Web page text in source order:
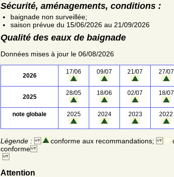
Sécurité, aménagements, conditions :
baignade non surveillée;
saison prévue du 15/06/2026 au 21/09/2026
Qualité des eaux de baignade
Données mises à jour le 06/08/2026
2026
17/06 09/07 21/07 27/07
2025
28/05 18/06 02/07 18/07
note globale 2025 2024 2023 2022
Légende : conforme aux recommandations;
conforme
Attention